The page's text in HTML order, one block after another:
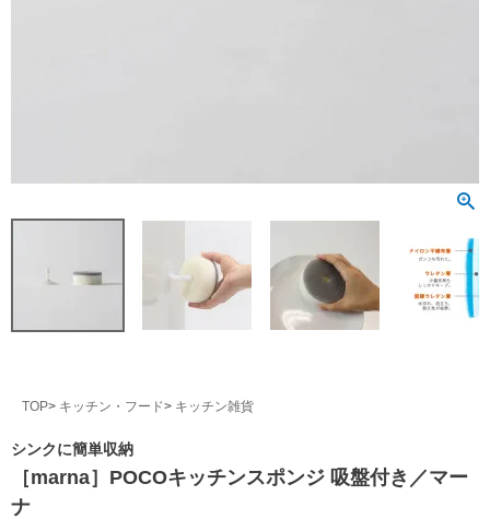
TOP キッチン・フード キッチン雑貨
シンクに簡単収納
［marna］POCOキッチンスポンジ 吸盤付き／マー
ナ